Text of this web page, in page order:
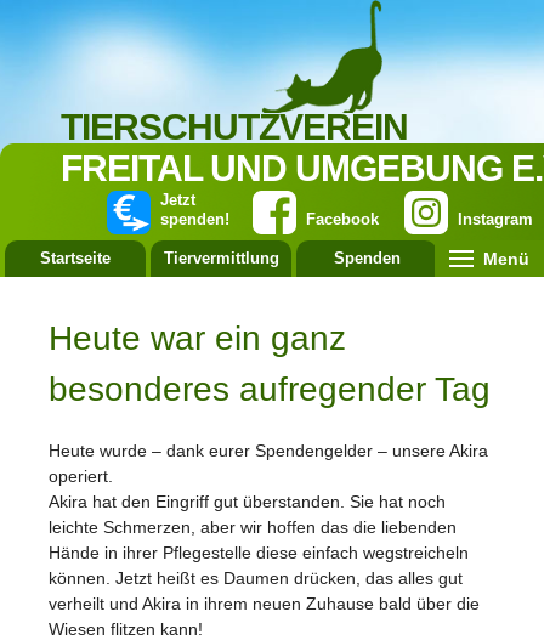
TIERSCHUTZVEREIN
FREITAL UND UMGEBUNG
Instagram
Facebook
Jetzt
spenden!
Startseite Tiervermittlung Spenden Menü
Heute war ein ganz
besonderes aufregender Tag
Heute wurde – dank eurer Spendengelder – unsere Akira
operiert.
Akira hat den Eingriff gut überstanden. Sie hat noch
leichte Schmerzen, aber wir hoffen das die liebenden
Hände in ihrer Pflegestelle diese einfach wegstreicheln
können. Jetzt heißt es Daumen drücken, das alles gut
verheilt und Akira in ihrem neuen Zuhause bald über die
Wiesen flitzen kann!